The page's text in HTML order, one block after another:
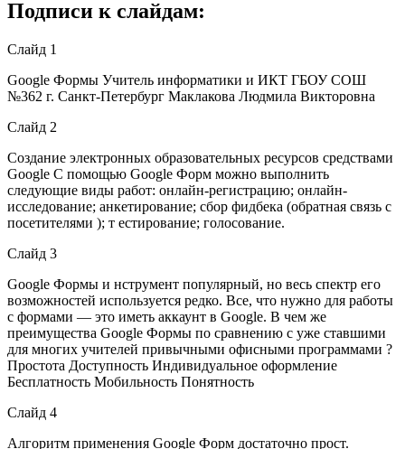
Подписи к слайдам:
Слайд 1
Google Формы Учитель информатики и ИКТ ГБОУ СОШ
№362 г. Санкт-Петербург Маклакова Людмила Викторовна
Слайд 2
Создание электронных образовательных ресурсов средствами
Google С помощью Google Форм можно выполнить
следующие виды работ: онлайн-регистрацию; онлайн-
исследование; анкетирование; сбор фидбека (обратная связь с
посетителями ); т естирование; голосование.
Слайд 3
Google Формы и нструмент популярный, но весь спектр его
возможностей используется редко. Все, что нужно для работы
с формами — это иметь аккаунт в Google. В чем же
преимущества Google Формы по сравнению с уже ставшими
для многих учителей привычными офисными программами ?
Простота Доступность Индивидуальное оформление
Бесплатность Мобильность Понятность
Слайд 4
Алгоритм применения Google Форм достаточно прост.